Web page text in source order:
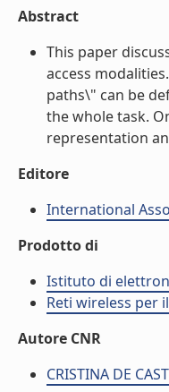
Abstract
This paper
access
paths\" can be
the whole task.
representation
Editore
International
Prodotto di
Istituto di
Reti wireless per
Autore CNR
CRISTINA DE